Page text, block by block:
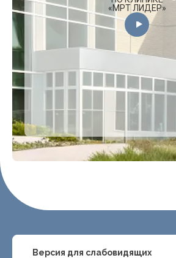
«МРТ ЛИДЕР»
Версия для слабовидящих